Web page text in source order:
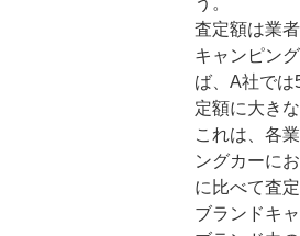
査定額は業
キャンピン
ば、A社で
定額に大き
これは、各
ングカーに
に比べて査
ブランドキ